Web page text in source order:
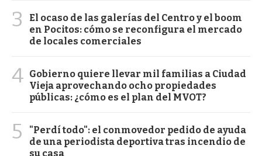
3
El ocaso de las galerías del Centro y el boom
en Pocitos: cómo se reconfigura el mercado
de locales comerciales
4 Gobierno quiere llevar mil familias a Ciudad
Vieja aprovechando ocho propiedades
públicas: ¿cómo es el plan del MVOT?
5
"Perdí todo": el conmovedor pedido de ayuda
de una periodista deportiva tras incendio de
su casa